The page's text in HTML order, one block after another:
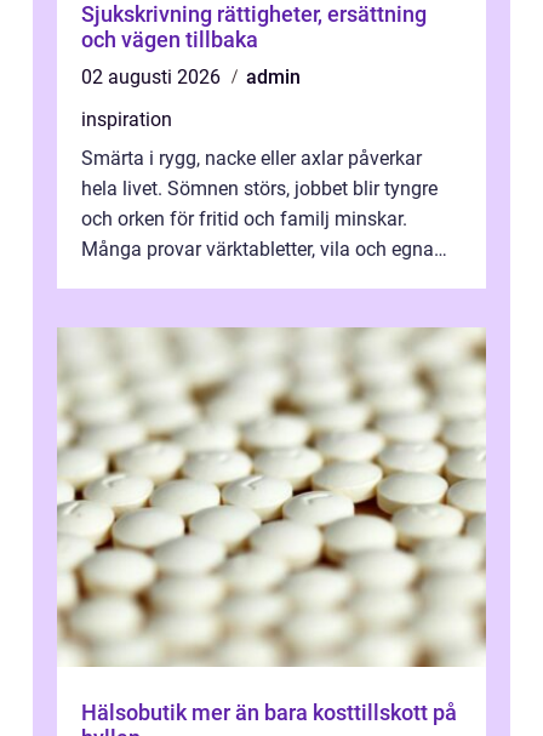
Sjukskrivning rättigheter, ersättning
och vägen tillbaka
02 augusti 2026
admin
inspiration
Smärta i rygg, nacke eller axlar påverkar
hela livet. Sömnen störs, jobbet blir tyngre
och orken för fritid och familj minskar.
Många provar värktabletter, vila och egna
Hälsobutik mer än bara kosttillskott på